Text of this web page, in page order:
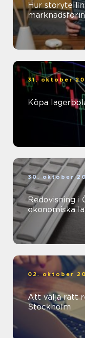
Hur
31. oktober
Köpa
30. oktober
Redovisning i
ekonomiska
02. oktober
Att välja rätt
Stockholm